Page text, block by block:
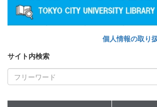
個人情報の取り
サイト内検索